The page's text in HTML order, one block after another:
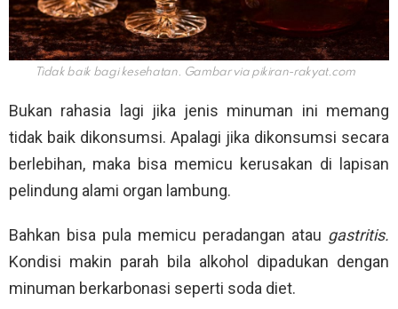
Tidak baik bagi kesehatan. Gambar via pikiran-rakyat.com
Bukan rahasia lagi jika jenis minuman ini memang
tidak baik dikonsumsi. Apalagi jika dikonsumsi secara
berlebihan, maka bisa memicu kerusakan di lapisan
pelindung alami organ lambung.
Bahkan bisa pula memicu peradangan atau gastritis.
Kondisi makin parah bila alkohol dipadukan dengan
minuman berkarbonasi seperti soda diet.